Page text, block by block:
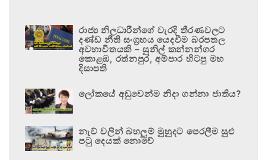
රාජ්‍ය නිලධාරීන්ගේ වැරදි තීරණවලට
දණ්ඩ නීති සංග්‍රහය යෙදවීම බරපතල
අවභාවිතයකි – සුනිල් කන්නන්ගර
කොළඹ, රත්නපුර, අම්පාර හිටපු මහ
දිසාපති
ලෝකයේ අඩුවෙන්ම නිදා ගන්නා ජාතිය?
නැව් වලින් බහලුම් මුහුදට පෙරලීම සුළු
පටු දෙයක් නොවේ